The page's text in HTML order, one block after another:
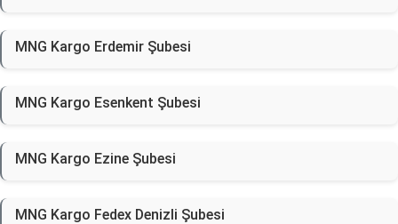
MNG Kargo Erdemir Şubesi
MNG Kargo Esenkent Şubesi
MNG Kargo Ezine Şubesi
MNG Kargo Fedex Denizli Şubesi